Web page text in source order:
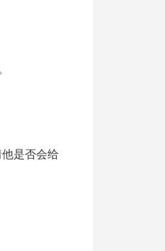
是否会给